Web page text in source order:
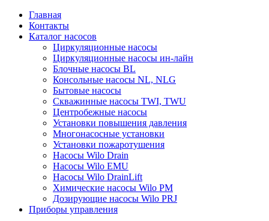
Главная
Контакты
Каталог насосов
Циркуляционные насосы
Циркуляционные насосы ин-лайн
Блочные насосы BL
Консольные насосы NL, NLG
Бытовые насосы
Скважинные насосы TWI, TWU
Центробежные насосы
Установки повышения давления
Многонасосные установки
Установки пожаротушения
Насосы Wilo Drain
Насосы Wilo EMU
Насосы Wilo DrainLift
Химические насосы Wilo PM
Дозирующие насосы Wilo PRJ
Приборы управления